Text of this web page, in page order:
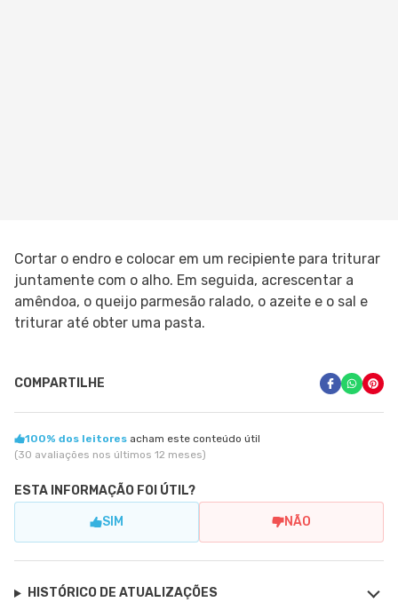
Cortar o endro e colocar em um recipiente para triturar
juntamente com o alho. Em seguida, acrescentar a
amêndoa, o queijo parmesão ralado, o azeite e o sal e
triturar até obter uma pasta.
COMPARTILHE
100% dos leitores acham este conteúdo útil
(30 avaliações nos últimos 12 meses)
ESTA INFORMAÇÃO FOI ÚTIL?
SIM NÃO
HISTÓRICO DE ATUALIZAÇÕES